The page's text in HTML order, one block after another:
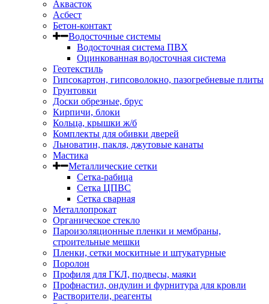
Аквасток
Асбест
Бетон-контакт
Водосточные системы
Водосточная система ПВХ
Оцинкованная водосточная система
Геотекстиль
Гипсокартон, гипсоволокно, пазогребневые плиты
Грунтовки
Доски обрезные, брус
Кирпичи, блоки
Кольца, крышки ж/б
Комплекты для обивки дверей
Льноватин, пакля, джутовые канаты
Мастика
Металлические сетки
Сетка-рабица
Сетка ЦПВС
Сетка сварная
Металлопрокат
Органическое стекло
Пароизоляционные пленки и мембраны,
строительные мешки
Пленки, сетки москитные и штукатурные
Поролон
Профиля для ГКЛ, подвесы, маяки
Профнастил, ондулин и фурнитура для кровли
Растворители, реагенты